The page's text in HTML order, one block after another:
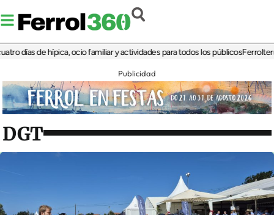
de hípica, ocio familiar y actividades para todos los públicosFerrolterra
Publicidad
DGT